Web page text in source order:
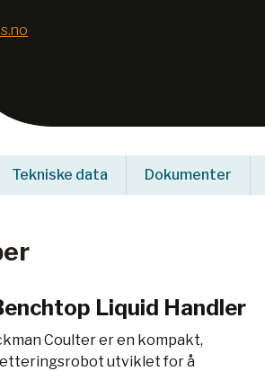
Tekniske data Dokumenter
Liquid Handler
Coulter er en kompakt,
utviklet for å